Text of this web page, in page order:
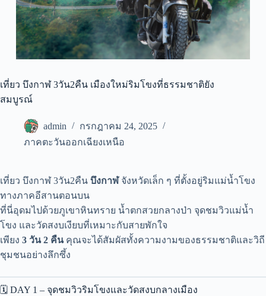
เที่ยว บึงกาฬ 3วัน2คืน เมืองใหม่ริมโขงที่ธรรมชาติยัง
สมบูรณ์
admin
กรกฎาคม 24, 2025
ภาคตะวันออกเฉียงเหนือ
เที่ยว บึงกาฬ 3วัน2คืน บึงกาฬจังหวัดเล็ก ๆ ที่ตั้งอยู่ริมแม่น้ำโขง
ทางภาคอีสานตอนบน
ที่นี่อุดมไปด้วยภูเขาหินทราย น้ำตกสวยกลางป่า จุดชมวิวแม่น้ำ
โขง และวัดสงบเงียบที่เหมาะกับสายพักใจ
เพียง 3 วัน 2 คืนคุณจะได้สัมผัสทั้งความงามของธรรมชาติและวิถี
ชุมชนอย่างลึกซึ้ง
🗓️ DAY 1 – จุดชมวิวริมโขงและวัดสงบกลางเมือง